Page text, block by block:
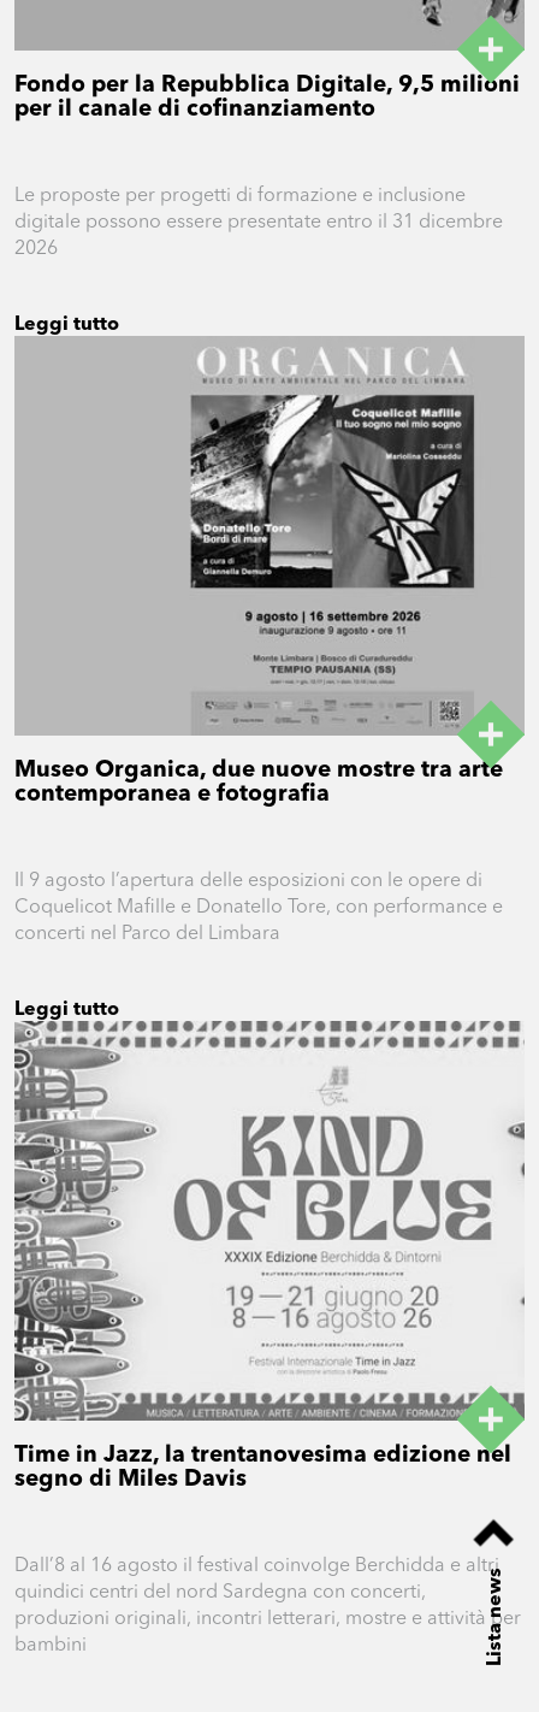
Fondo per la Repubblica Digitale, 9,5 milioni
per il canale di cofinanziamento
Le proposte per progetti di formazione e inclusione
digitale possono essere presentate entro il 31 dicembre
2026
Leggi tutto
Museo Organica, due nuove mostre tra arte
contemporanea e fotografia
Il 9 agosto l’apertura delle esposizioni con le opere di
Coquelicot Mafille e Donatello Tore, con performance e
concerti nel Parco del Limbara
Leggi tutto
Time in Jazz, la trentanovesima edizione nel
segno di Miles Davis
Dall’8 al 16 agosto il festival coinvolge Berchidda e altri
quindici centri del nord Sardegna con concerti,
produzioni originali, incontri letterari, mostre e attività per
bambini
Lista news